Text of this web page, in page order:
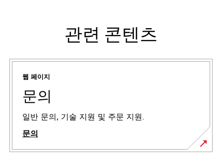
관련 콘텐츠
웹 페이지
문의
일반 문의, 기술 지원 및 주문 지원.
문의